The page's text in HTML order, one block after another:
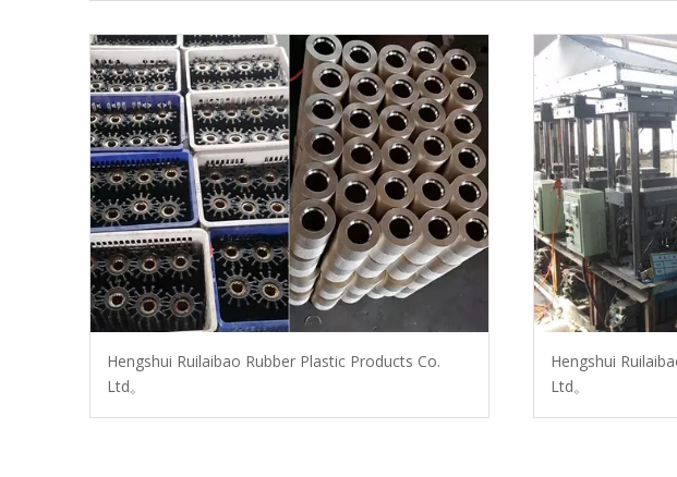
Hengshui Ruilaibao Rubber Plastic Products Co.
Ltd。
Hengshui
Ltd。